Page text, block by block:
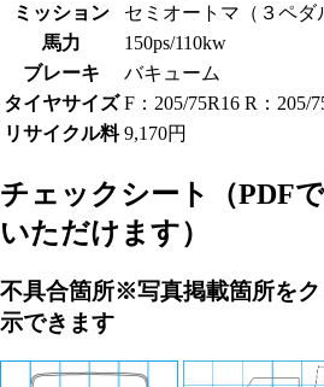
ミッション
セミオートマ（３ペ
馬力
150ps/110kw
ブレーキ
バキューム
タイヤサイズ F：205/75R16 R：205/
リサイクル料 9,170円
チェックシート
（PDF
いただけます）
不具合箇所※写真掲載箇所を
示できます